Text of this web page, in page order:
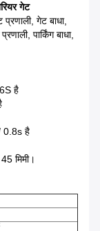
गेट
प्रणाली, गेट बाधा,
पार्किंग बाधा,
है
0.8s है
मिमी।